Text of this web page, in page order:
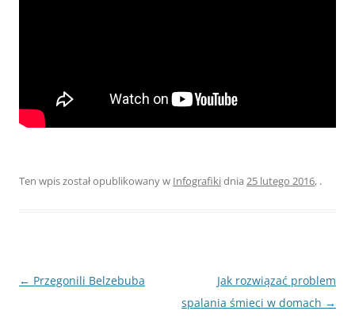
Ten wpis został opublikowany w Infografikidnia 25 lutego 2016, .
Zobacz
← Przegonili Belzebuba
Jak rozwiązać problem
spalania śmieci w domach →